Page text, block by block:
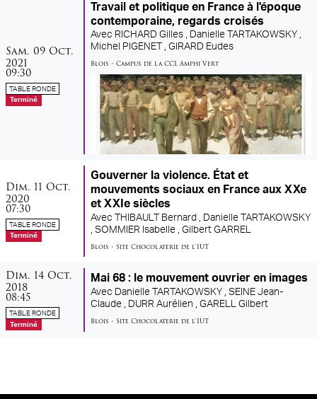
samedi
Sam. 09 octobre
Oct.
2021
09:30
TABLE RONDE
Terminé
Travail et politique en France à l'époque
contemporaine, regards croisés
Avec RICHARD Gilles , Danielle TARTAKOWSKY ,
Michel PIGENET , GIRARD Eudes
Blois • Campus de la CCI, Amphi Vert
dimanche
Dim. 11 octobre
Oct.
2020
07:30
TABLE RONDE
Terminé
Gouverner la violence. État et
mouvements sociaux en France aux XXe
et XXIe siècles
Avec THIBAULT Bernard ,
Danielle TARTAKOWSKY
SOMMIER Isabelle , Gilbert GARREL
Blois • Site Chocolaterie de l'IUT
dimanche
Dim. 14 octobre
Oct.
2018
08:45
TABLE RONDE
Terminé
Mai 68 : le mouvement ouvrier en images
Avec Danielle TARTAKOWSKY , SEINE Jean-
Claude , DURR Aurélien , GARELL Gilbert
Blois • Site Chocolaterie de l'IUT